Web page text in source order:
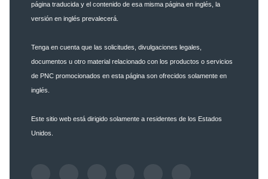
página traducida y el contenido de esa misma página en inglés, la
versión en inglés prevalecerá.
Tenga en cuenta que las solicitudes, divulgaciones legales,
documentos u otro material relacionado con los productos o servicios
de PNC promocionados en esta página son ofrecidos solamente en
inglés.
Este sitio web está dirigido solamente a residentes de los Estados
Unidos.